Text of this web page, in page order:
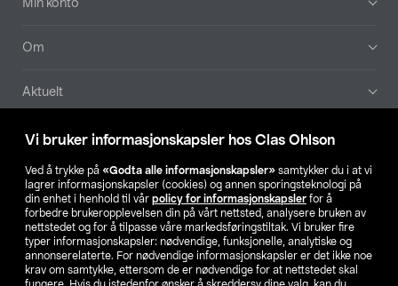
Vi bruker informasjonskapsler hos Clas Ohlson
Ved å trykke på «Godta alle informasjonskapsler» samtykker du i at vi
lagrer informasjonskapsler (cookies) og annen sporingsteknologi på
din enhet i henhold til vår policy for informasjonskapsler for å
forbedre brukeropplevelsen din på vårt nettsted, analysere bruken av
nettstedet og for å tilpasse våre markedsføringstiltak. Vi bruker fire
typer informasjonskapsler: nødvendige, funksjonelle, analytiske og
annonserelaterte. For nødvendige informasjonskapsler er det ikke noe
krav om samtykke, ettersom de er nødvendige for at nettstedet skal
Min konto
Om
Aktuelt
Våre selskaper
Finn din butikk
SE NO FI